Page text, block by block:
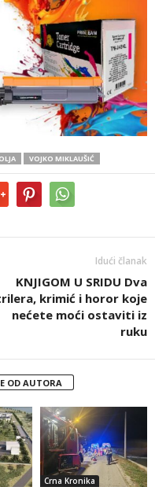
VOJKO MIKLAUŠIĆ
Idući članak
KNJIGOM U SRIDU Dva
krimić i horor koje
nećete moći ostaviti iz
ruku
OD AUTORA
Crna Kronika